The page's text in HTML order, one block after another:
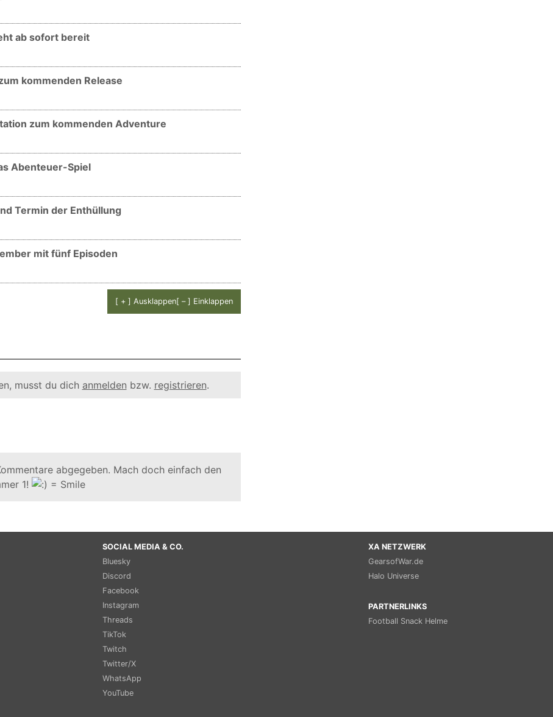
ab sofort bereit
kommenden Release
zum kommenden Adventure
Abenteuer-Spiel
Termin der Enthüllung
mit fünf Episoden
[ + ] Ausklappen[ – ] Einklappen
musst du dich anmelden bzw. registrieren.
abgegeben. Mach doch einfach den
1!
SOCIAL MEDIA & CO.
Bluesky
Discord
Facebook
Instagram
Threads
TikTok
Twitch
Twitter/X
WhatsApp
YouTube
XA NETZWERK
GearsofWar.de
Halo Universe
PARTNERLINKS
Football Snack Helme